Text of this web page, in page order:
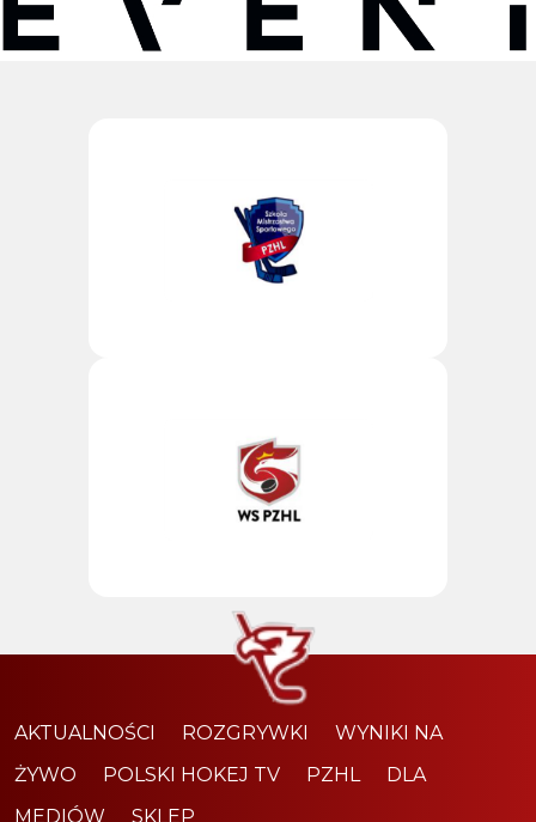
AKTUALNOŚCI ROZGRYWKI
WYNIKI NA
ŻYWO
POLSKI HOKEJ TV PZHL
DLA
MEDIÓW
SKLEP